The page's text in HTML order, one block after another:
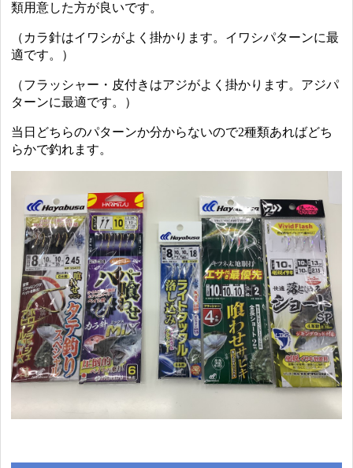
類用意した方が良いです。
（カラ針はイワシがよく掛かります。イワシパターンに最
適です。）
（フラッシャー・皮付きはアジがよく掛かります。アジパ
ターンに最適です。）
当日どちらのパターンか分からないので2種類あればどち
らかで釣れます。